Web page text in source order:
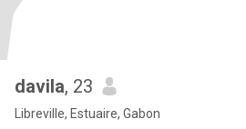
davila, 23
Libreville, Estuaire, Gabon